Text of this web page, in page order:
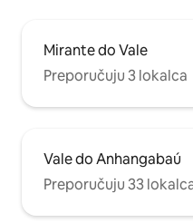
Mirante do Vale
Preporučuju 3 lokalca
Vale do Anhangabaú
Preporučuju 33